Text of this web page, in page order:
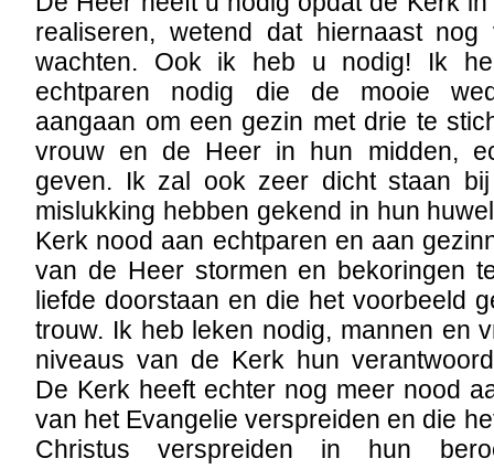
realiseren, wetend dat hiernaast
wachten. Ook ik heb u nodig! Ik
echtparen nodig die de mooie
aangaan om een gezin met drie te
vrouw en de Heer in hun midden,
geven. Ik zal ook zeer dicht staan
mislukking hebben gekend in hun
Kerk nood aan echtparen en aan
van de Heer stormen en bekoringen
liefde doorstaan en die het voorbeeld
trouw. Ik heb leken nodig, mannen en
niveaus van de Kerk hun
De Kerk heeft echter nog meer nood
van het Evangelie verspreiden en die
Christus verspreiden in hun